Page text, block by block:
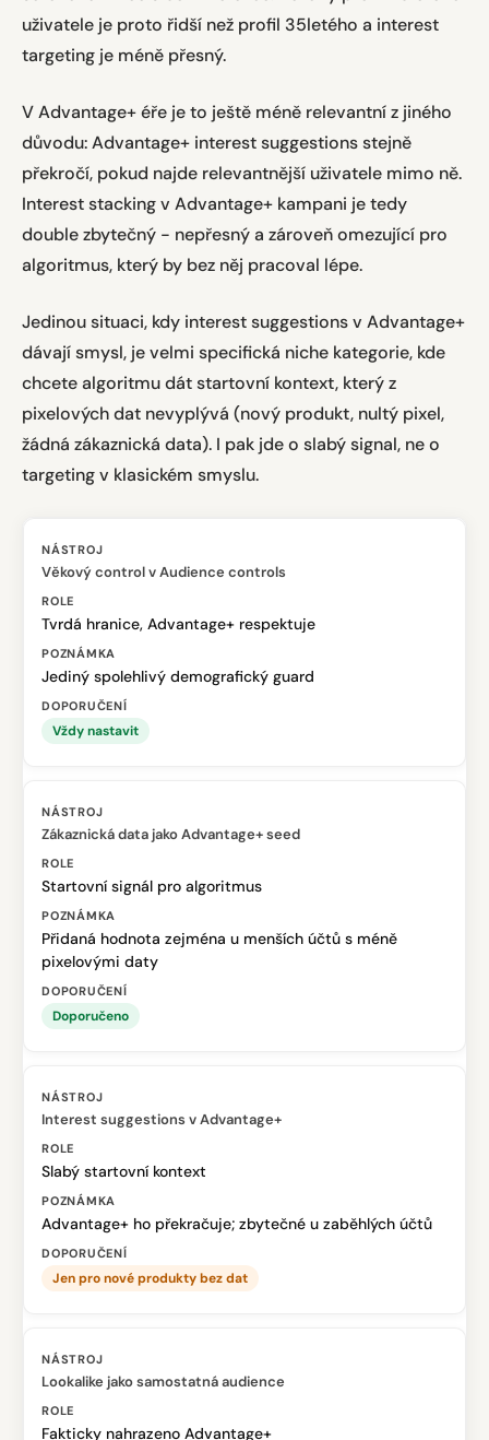
uživatele je proto řidší než profil 35letého a interest
targeting je méně přesný.
V Advantage+ éře je to ještě méně relevantní z jiného
důvodu: Advantage+ interest suggestions stejně
překročí, pokud najde relevantnější uživatele mimo ně.
Interest stacking v Advantage+ kampani je tedy
double zbytečný - nepřesný a zároveň omezující pro
algoritmus, který by bez něj pracoval lépe.
Jedinou situaci, kdy interest suggestions v Advantage+
dávají smysl, je velmi specifická niche kategorie, kde
chcete algoritmu dát startovní kontext, který z
pixelových dat nevyplývá (nový produkt, nultý pixel,
žádná zákaznická data). I pak jde o slabý signal, ne o
targeting v klasickém smyslu.
Věkový control v Audience controls
Tvrdá hranice, Advantage+ respektuje
Jediný spolehlivý demografický guard
Vždy nastavit
Zákaznická data jako Advantage+ seed
Startovní signál pro algoritmus
Přidaná hodnota zejména u menších účtů s méně
pixelovými daty
Doporučeno
Interest suggestions v Advantage+
Slabý startovní kontext
Advantage+ ho překračuje; zbytečné u zaběhlých účtů
Jen pro nové produkty bez dat
Lookalike jako samostatná audience
Fakticky nahrazeno Advantage+